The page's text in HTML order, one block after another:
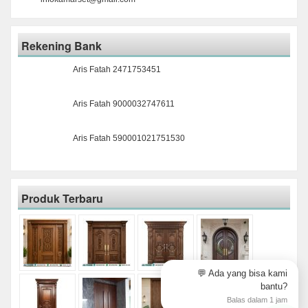
Rekening Bank
Aris Fatah 2471753451
Aris Fatah 9000032747611
Aris Fatah 590001021751530
Produk Terbaru
💬 Ada yang bisa kami
bantu?
Balas dalam 1 jam